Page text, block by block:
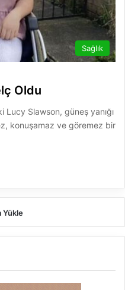
Sağlık
Oldu
Lucy Slawson, güneş yanığı
konuşamaz ve göremez bir
Yükle